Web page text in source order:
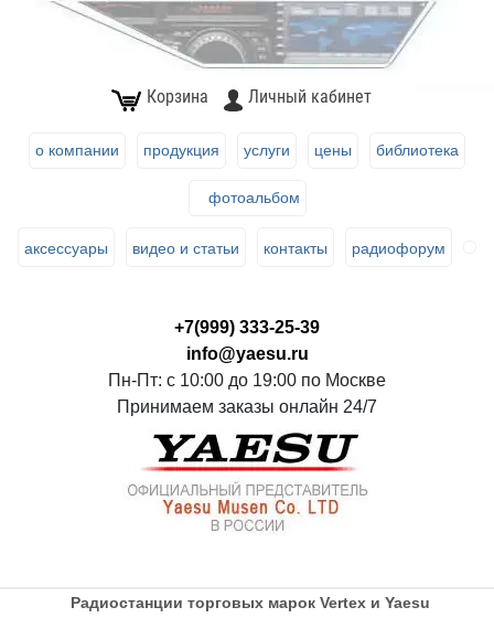
Корзина Личный кабинет
о компании продукция услуги цены библиотека
фотоальбом
аксессуары видео и статьи контакты радиофорум
+7(999) 333-25-39
info@yaesu.ru
Пн-Пт: с 10:00 до 19:00 по Москве
Принимаем заказы онлайн 24/7
Радиостанции торговых марок Vertex и Yaesu